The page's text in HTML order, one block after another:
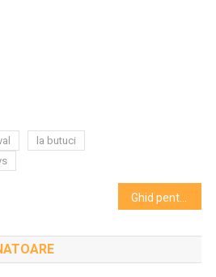
la butuci
Ghid pentru bună dispoziție la Smida Jazz Festival